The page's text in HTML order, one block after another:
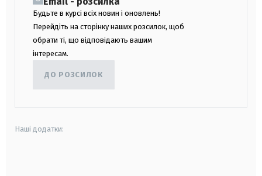
Будьте в курсі всіх новин і оновлень!
Перейдіть на сторінку наших розсилок, щоб
обрати ті, що відповідають вашим
інтересам.
ДО РОЗСИЛОК
Наші додатки: